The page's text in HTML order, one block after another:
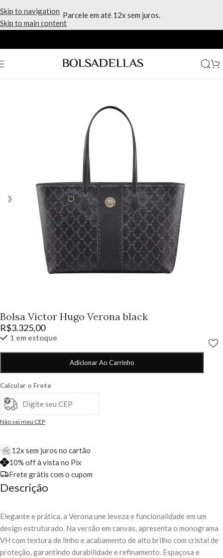
Skip to navigation
Skip to main content
Parcele em até 12x sem juros.
Bolsa Victor Hugo Verona black
R$3.325,00
1 em estoque
Adicionar Ao Carrinho
Calcular o Frete
Não sei meu CEP
12x sem juros no cartão
10% off à vista no Pix
Frete grátis com o cupom
Descrição
Elegante e prática, a Verona une leveza e funcionalidade em um
design estruturado. Na versão em canvas, apresenta o monograma
VH com textura de linho e acabamento de alto brilho com cristal de
proteção, garantindo durabilidade e refinamento. Espaçosa e